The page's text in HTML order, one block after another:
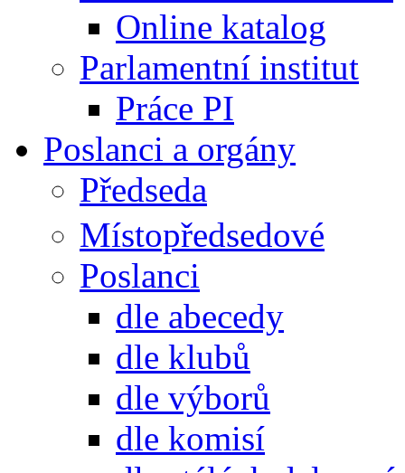
Online katalog
Parlamentní institut
Práce PI
Poslanci a orgány
Předseda
Místopředsedové
Poslanci
dle abecedy
dle klubů
dle výborů
dle komisí